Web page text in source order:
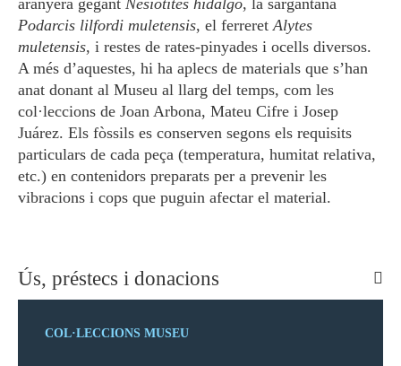
aranyera gegant Nesiotites hidalgo, la sargantana
Podarcis lilfordi muletensis, el ferreretAlytes
muletensis, i restes de rates-pinyades i ocells diversos.
A més d’aquestes, hi ha aplecs de materials que s’han
anat donant al Museu al llarg del temps, com les
col·leccions de Joan Arbona, Mateu Cifre i Josep
Juárez. Els fòssils es conserven segons els requisits
particulars de cada peça (temperatura, humitat relativa,
etc.) en contenidors preparats per a prevenir les
vibracions i cops que puguin afectar el material.
Ús, préstecs i donacions
COL·LECCIONS MUSEU